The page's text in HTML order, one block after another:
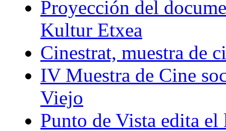
Proyección del
Kultur Etxea
Cinestrat, muestra de
IV Muestra de Cine
Viejo
Punto de Vista edita